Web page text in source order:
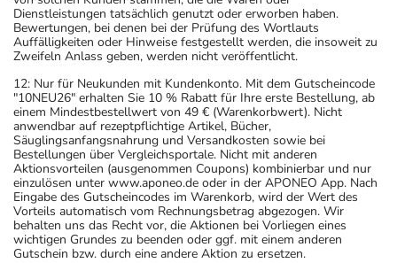
Dienstleistungen tatsächlich genutzt oder erworben haben.
Bewertungen, bei denen bei der Prüfung des Wortlauts
Auffälligkeiten oder Hinweise festgestellt werden, die insoweit zu
Zweifeln Anlass geben, werden nicht veröffentlicht.
12: Nur für Neukunden mit Kundenkonto. Mit dem Gutscheincode
"10NEU26" erhalten Sie 10 % Rabatt für Ihre erste Bestellung, ab
einem Mindestbestellwert von 49 € (Warenkorbwert). Nicht
anwendbar auf rezeptpflichtige Artikel, Bücher,
Säuglingsanfangsnahrung und Versandkosten sowie bei
Bestellungen über Vergleichsportale. Nicht mit anderen
Aktionsvorteilen (ausgenommen Coupons) kombinierbar und nur
einzulösen unter www.aponeo.de oder in der APONEO App. Nach
Eingabe des Gutscheincodes im Warenkorb, wird der Wert des
Vorteils automatisch vom Rechnungsbetrag abgezogen. Wir
behalten uns das Recht vor, die Aktionen bei Vorliegen eines
wichtigen Grundes zu beenden oder ggf. mit einem anderen
Gutschein bzw. durch eine andere Aktion zu ersetzen.